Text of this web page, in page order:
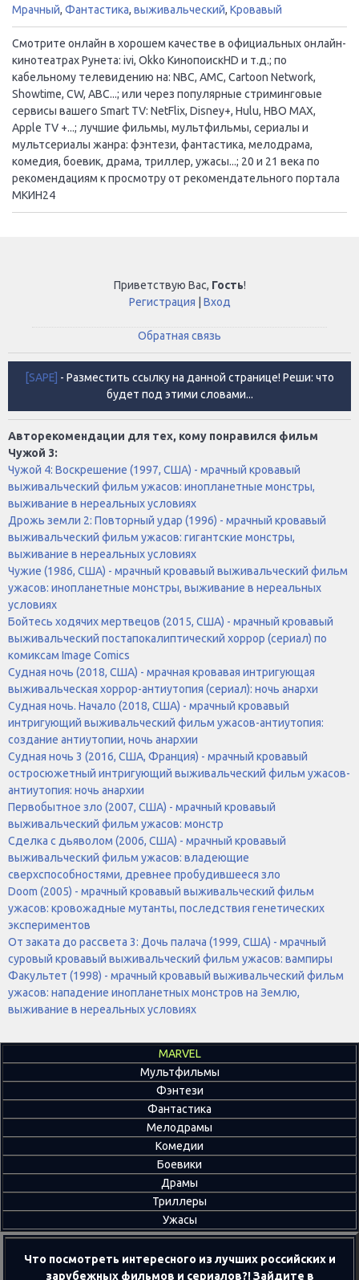
Мрачный, Фантастика, выживальческий, Кровавый
Смотрите онлайн в хорошем качестве в официальных онлайн-
кинотеатрах Рунета: ivi, Okko КинопоискHD и т.д.; по
кабельному телевидению на: NBC, AMC, Cartoon Network,
Showtime, CW, ABC...; или через популярные стриминговые
сервисы вашего Smart TV: NetFlix, Disney+, Hulu, HBO MAX,
Apple TV +...; лучшие фильмы, мультфильмы, сериалы и
мультсериалы жанра: фэнтези, фантастика, мелодрама,
комедия, боевик, драма, триллер, ужасы...; 20 и 21 века по
рекомендациям к просмотру от рекомендательного портала
МКИН24
Приветствую Вас, Гость!
Регистрация
Вход
Обратная связь
[SAPE] - Разместить ссылку на данной странице! Реши: что
будет под этими словами...
Авторекомендации для тех, кому понравился фильм
Чужой 3:
Чужой 4: Воскрешение (1997, США) - мрачный кровавый
выживальческий фильм ужасов: инопланетные монстры,
выживание в нереальных условиях
Дрожь земли 2: Повторный удар (1996) - мрачный кровавый
выживальческий фильм ужасов: гигантские монстры,
выживание в нереальных условиях
Чужие (1986, США) - мрачный кровавый выживальческий фильм
ужасов: инопланетные монстры, выживание в нереальных
условиях
Бойтесь ходячих мертвецов (2015, США) - мрачный кровавый
выживальческий постапокалиптический хоррор (сериал) по
комиксам Image Comics
Судная ночь (2018, США) - мрачная кровавая интригующая
выживальческая хоррор-антиутопия (сериал): ночь анархи
Судная ночь. Начало (2018, США) - мрачный кровавый
интригующий выживальческий фильм ужасов-антиутопия:
создание антиутопии, ночь анархии
Судная ночь 3 (2016, США, Франция) - мрачный кровавый
остросюжетный интригующий выживальческий фильм ужасов-
антиутопия: ночь анархии
Первобытное зло (2007, США) - мрачный кровавый
выживальческий фильм ужасов: монстр
Сделка с дьяволом (2006, США) - мрачный кровавый
выживальческий фильм ужасов: владеющие
сверхспособностями, древнее пробудившееся зло
Doom (2005) - мрачный кровавый выживальческий фильм
ужасов: кровожадные мутанты, последствия генетических
экспериментов
От заката до рассвета 3: Дочь палача (1999, США) - мрачный
суровый кровавый выживальческий фильм ужасов: вампиры
Факультет (1998) - мрачный кровавый выживальческий фильм
ужасов: нападение инопланетных монстров на Землю,
выживание в нереальных условиях
MARVEL
Мультфильмы
Фэнтези
Фантастика
Мелодрамы
Комедии
Боевики
Драмы
Триллеры
Ужасы
Что посмотреть интересного из лучших российских и
зарубежных фильмов и сериалов?! Зайдите в